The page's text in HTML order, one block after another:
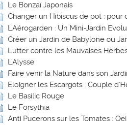
Le Bonzaï Japonais
Changer un Hibiscus de pot : pour
L'Aérogarden : Un Mini-Jardin
Créer un Jardin de Babylone ou
Lutter contre les Mauvaises
L'Alysse
Faire venir la Nature dans son
Eloigner les Escargots : Couple
Le Basilic Rouge
Le Forsythia
Anti Pucerons sur les Tomates :